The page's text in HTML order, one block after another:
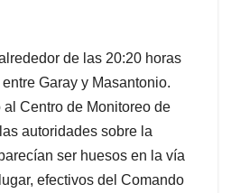
de las 20:20 horas
Garay y Masantonio.
Centro de Monitoreo de
autoridades sobre la
ser huesos en la vía
efectivos del Comando